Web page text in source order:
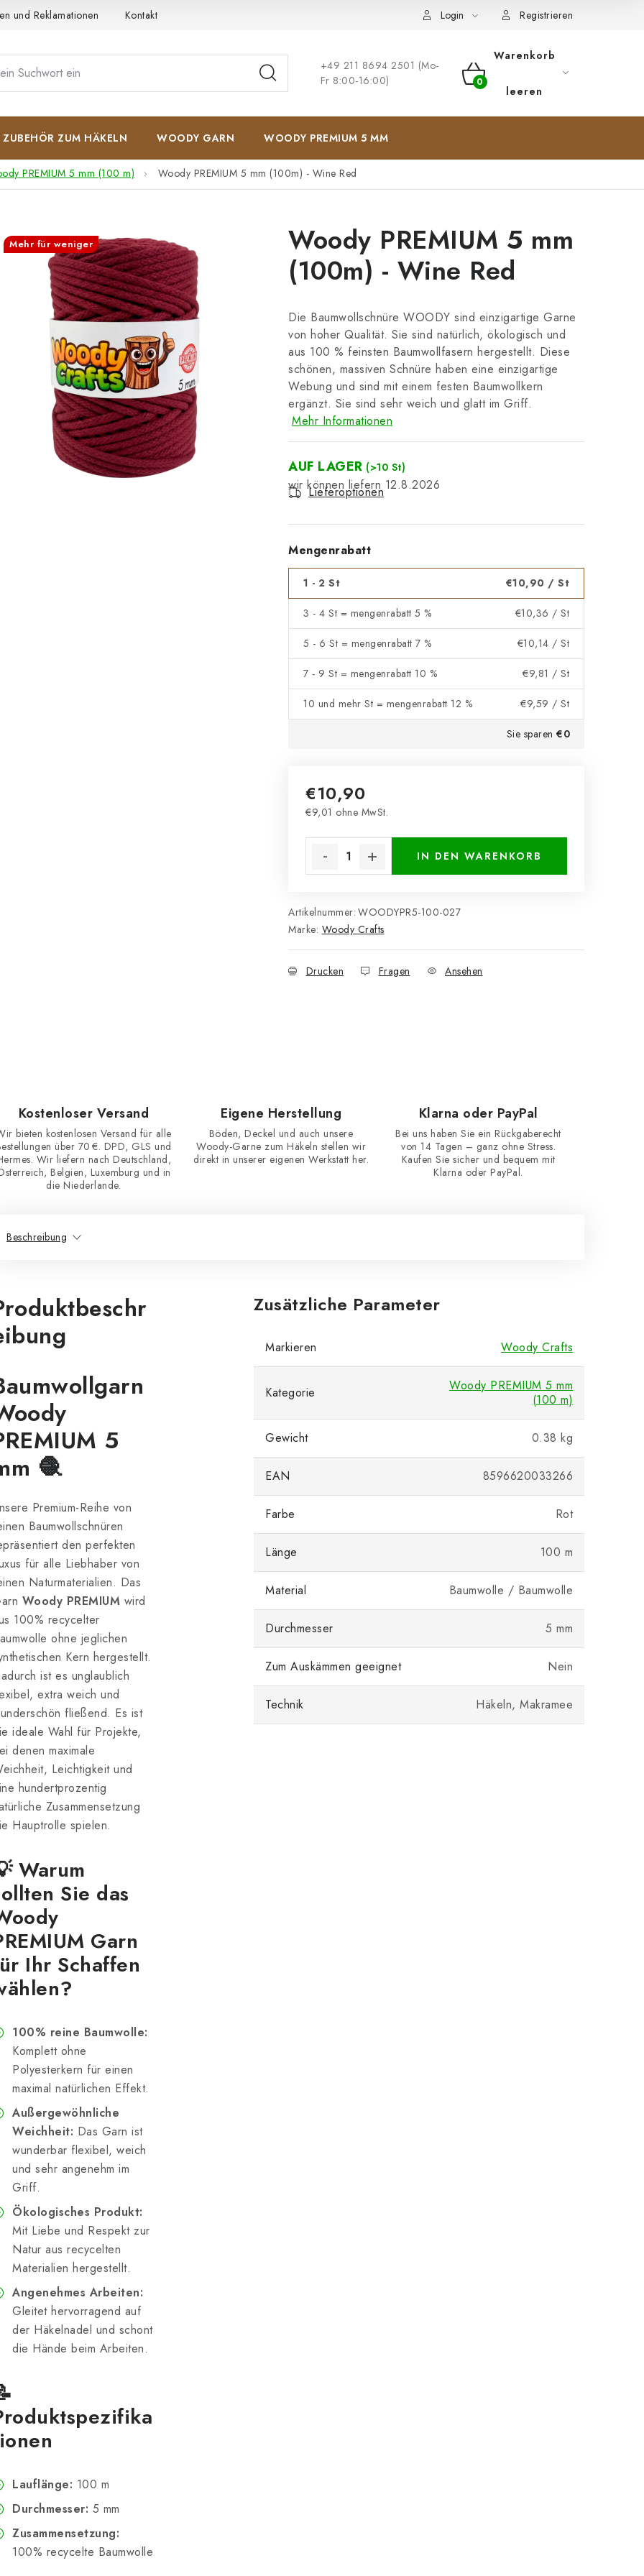
und Reklamationen Kontakt Login Registrieren
+49 211 8694 2501 (Mo-
Fr 8:00-16:00)
WARENKORB
Warenkorb
leeren
ZUBEHÖR ZUM HÄKELN WOODY GARN WOODY PREMIUM 5 MM
PREMIUM 5 mm (100 m) Woody PREMIUM 5 mm (100m) - Wine Red
Woody PREMIUM 5 mm
(100m) - Wine Red
Die Baumwollschnüre WOODY sind einzigartige Garne
von hoher Qualität. Sie sind natürlich, ökologisch und
aus 100 % feinsten Baumwollfasern hergestellt. Diese
schönen, massiven Schnüre haben eine einzigartige
Webung und sind mit einem festen Baumwollkern
ergänzt. Sie sind sehr weich und glatt im Griff.
Mehr Informationen
AUF LAGER (>10 St)
12.8.2026
Lieferoptionen
Mengenrabatt
1 - 2 St €10,90 / St
3 - 4 St = mengenrabatt 5 % €10,36 / St
5 - 6 St = mengenrabatt 7 % €10,14 / St
7 - 9 St = mengenrabatt 10 % €9,81 / St
10 und mehr St = mengenrabatt 12 % €9,59 / St
Sie sparen €0
€10,90
€9,01 ohne MwSt.
IN DEN WARENKORB
Artikelnummer: WOODYPR5-100-027
Marke: Woody Crafts
Drucken Fragen Ansehen
Mehr für weniger
Kostenloser Versand
bieten kostenlosen Versand für alle
über 70 €. DPD, GLS und
Wir liefern nach Deutschland,
Belgien, Luxemburg und in
die Niederlande.
Eigene Herstellung
Böden, Deckel und auch unsere
Woody-Garne zum Häkeln stellen wir
direkt in unserer eigenen Werkstatt her.
Klarna oder PayPal
Bei uns haben Sie ein Rückgaberecht
von 14 Tagen – ganz ohne Stress.
Kaufen Sie sicher und bequem mit
Klarna oder PayPal.
Beschreibung
5
🧶
Premium-Reihe von
Baumwollschnüren
den perfekten
für alle Liebhaber von
Naturmaterialien. Das
Woody PREMIUM wird
100% recycelter
ohne jeglichen
Kern hergestellt.
ist es unglaublich
extra weich und
fließend. Es ist
ideale Wahl für Projekte,
denen maximale
Leichtigkeit und
hundertprozentig
Zusammensetzung
Hauptrolle spielen.
Warum
Sie das
Garn
Ihr Schaffen
100% reine Baumwolle:
Komplett ohne
Polyesterkern für einen
maximal natürlichen Effekt.
Außergewöhnliche
Weichheit: Das Garn ist
wunderbar flexibel, weich
und sehr angenehm im
Griff.
Ökologisches Produkt:
Mit Liebe und Respekt zur
Natur aus recycelten
Materialien hergestellt.
Angenehmes Arbeiten:
Gleitet hervorragend auf
der Häkelnadel und schont
die Hände beim Arbeiten.
Lauflänge: 100 m
Durchmesser: 5 mm
Zusammensetzung:
100% recycelte Baumwolle
Zusätzliche Parameter
Markieren Woody Crafts
Kategorie
Woody PREMIUM 5 mm
(100 m)
Gewicht 0.38 kg
EAN 8596620033266
Farbe Rot
Länge 100 m
Material Baumwolle / Baumwolle
Durchmesser 5 mm
Zum Auskämmen geeignet Nein
Technik Häkeln, Makramee